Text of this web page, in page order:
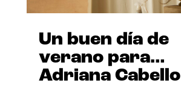
Un buen día de
verano para…
Adriana Cabello